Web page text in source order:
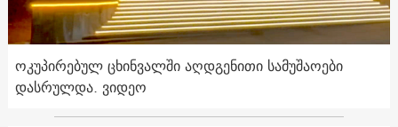
ოკუპირებულ ცხინვალში აღდგენითი სამუშაოები
დასრულდა. ვიდეო